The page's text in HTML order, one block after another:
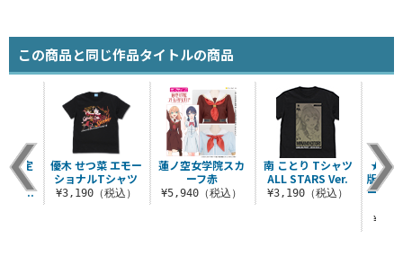
この商品と同じ作品タイトルの商品
蓮ノ空女学院スカ
ーフ赤
¥5,940（税込）
南 ことり Tシャツ
ALL STARS Ver.
¥3,190（税込）
★限
版 [マ
ーバー
限定
坂し..
優木 せつ菜 エモー
ショナルTシャツ
¥3,190（税込）